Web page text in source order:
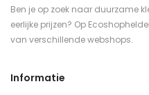
Ben je op zoek naar duurzame
eerlijke prijzen? Op
van verschillende webshops.
Informatie